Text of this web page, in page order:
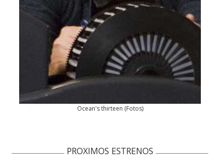
Ocean's thirteen (Fotos)
PROXIMOS ESTRENOS